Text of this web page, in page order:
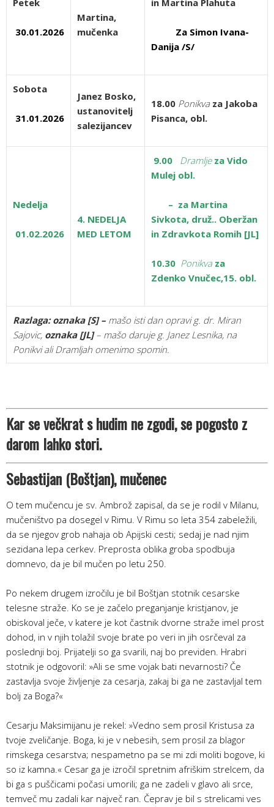
30.01.2026
Martina,
mučenka
Za Simon Ivana-
Danija /S/
Sobota
31.01.2026
Janez Bosko,
ustanovitelj
salezijancev
18.00 Ponikva za Jakoba
Pisanca, obl.
Nedelja
01.02.2026
4. NEDELJA
MED LETOM
9.00 Dramlje za Vido
Mulej obl.
– za Martina
Sivkota, druž.. Oberžan
in Zdravkota Romih [JL]
10.30 Ponikva za
Zdenko Vnučec,15. obl.
Razlaga:oznaka [S] – mašo isti dan opravi g. dr. Miran
Sajovic, oznaka [JL]– mašo daruje g. Janez Lesnika, na
Ponikvi ali Dramljah omenimo spomin.
Kar se večkrat s hudim ne zgodi, se pogosto z
darom lahko stori.
Sebastijan (Boštjan), mučenec
O tem mučencu je sv. Ambrož zapisal, da se je rodil v Milanu,
mučeništvo pa dosegel v Rimu. V Rimu so leta 354 zabeležili,
da se njegov grob nahaja ob Apijski cesti; sedaj je nad njim
sezidana lepa cerkev. Preprosta oblika groba spodbuja
domnevo, da je bil mučen po letu 250.
Po nekem drugem izročilu je bil Boštjan stotnik cesarske
telesne straže. Ko se je začelo preganjanje kristjanov, je
obiskoval ječe, v katere je kot častnik dvorne straže imel prost
dohod, in v njih tolažil svoje brate po veri in jih osrčeval za
poslednji boj. Prijatelji so ga svarili, naj bo previden. Hrabri
stotnik je odgovoril: »Ali se sme vojak bati nevarnosti? Če
zastavlja svoje življenje za cesarja, zakaj bi ga ne zastavljal tem
bolj za Boga?«
Cesarju Maksimijanu je rekel: »Vedno sem prosil Kristusa za
tvoje zveličanje. Boga, ki je v nebesih, sem prosil za blagor
rimskega cesarstva; nespametno pa se mi zdi moliti bogove, ki
so iz kamna.« Cesar ga je izročil spretnim afriškim strelcem, da
bi ga s puščicami počasi umorili; ga ne zadeli v glavo ali srce,
temveč mu zadali kar največ ran. Čeprav je bil s strelicami ves